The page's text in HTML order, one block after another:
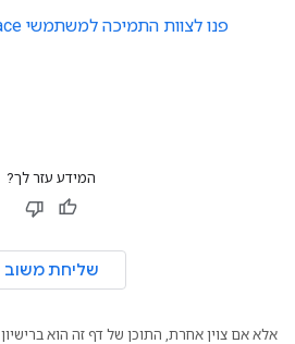
פנו לצוות התמיכה למשתמשי Google Workspace
המידע עזר לך?
שליחת משוב
אלא אם צוין אחרת, התוכן של דף זה הוא ברישיון